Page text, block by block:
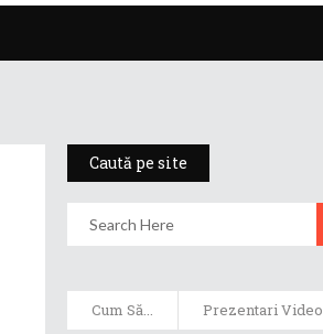
Caută pe site
Cum Să... Prezentari Video